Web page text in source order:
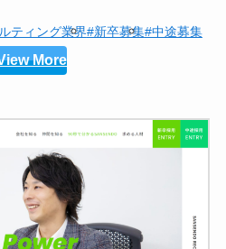
ティング業界#新卒募集#中途募集
More